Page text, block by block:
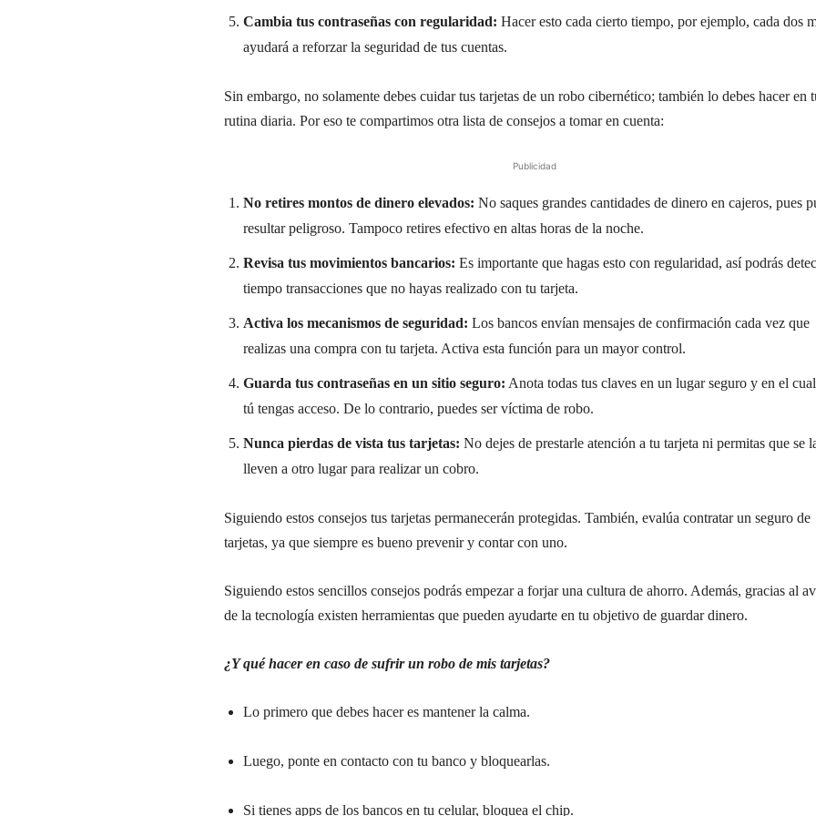
Cambia tus contraseñas con regularidad: Hacer esto cada cierto tiempo, por ejemplo, cada dos
ayudará a reforzar la seguridad de tus cuentas.
Sin embargo, no solamente debes cuidar tus tarjetas de un robo cibernético; también lo debes hacer en
rutina diaria. Por eso te compartimos otra lista de consejos a tomar en cuenta:
Publicidad
No retires montos de dinero elevados: No saques grandes cantidades de dinero en cajeros, pues
resultar peligroso. Tampoco retires efectivo en altas horas de la noche.
Revisa tus movimientos bancarios: Es importante que hagas esto con regularidad, así podrás
tiempo transacciones que no hayas realizado con tu tarjeta.
Activa los mecanismos de seguridad: Los bancos envían mensajes de confirmación cada vez que
realizas una compra con tu tarjeta. Activa esta función para un mayor control.
Guarda tus contraseñas en un sitio seguro: Anota todas tus claves en un lugar seguro y en el
tú tengas acceso. De lo contrario, puedes ser víctima de robo.
Nunca pierdas de vista tus tarjetas: No dejes de prestarle atención a tu tarjeta ni permitas que se
lleven a otro lugar para realizar un cobro.
Siguiendo estos consejos tus tarjetas permanecerán protegidas. También, evalúa contratar un seguro de
tarjetas, ya que siempre es bueno prevenir y contar con uno.
Siguiendo estos sencillos consejos podrás empezar a forjar una cultura de ahorro. Además, gracias al
de la tecnología existen herramientas que pueden ayudarte en tu objetivo de guardar dinero.
¿Y qué hacer en caso de sufrir un robo de mis tarjetas?
Lo primero que debes hacer es mantener la calma.
Luego, ponte en contacto con tu banco y bloquearlas.
Si tienes apps de los bancos en tu celular, bloquea el chip.